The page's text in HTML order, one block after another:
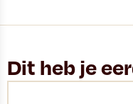
Dit heb je